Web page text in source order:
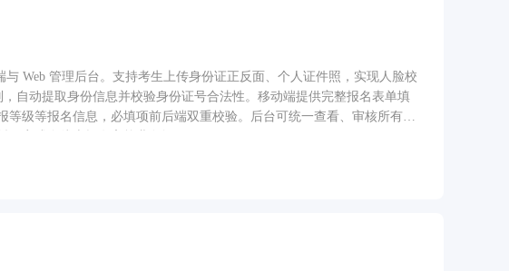
Web 管理后台。支持考生上传身份证正反面、个人证件照，实现人脸校
自动提取身份信息并校验身份证号合法性。移动端提供完整报名表单填
级等报名信息，必填项前后端双重校验。后台可统一查看、审核所有报